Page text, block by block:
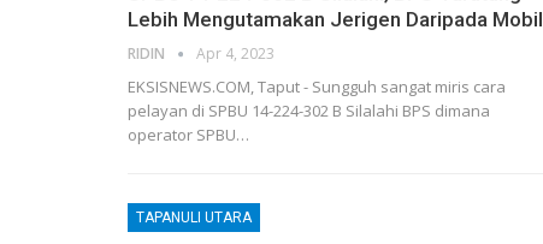
Lebih Mengutamakan Jerigen Daripada Mobil
RIDIN Apr 4, 2023
EKSISNEWS.COM, Taput - Sungguh sangat miris cara
pelayan di SPBU 14-224-302 B Silalahi BPS dimana
operator SPBU…
TAPANULI UTARA